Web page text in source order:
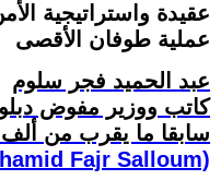
عقيدة واستراتيجية
عملية طوفان الأقصى
عبد الحميد فجر سلوم
كاتب ووزير مفوض
سابقا ما يقرب من
Fajr Salloum)